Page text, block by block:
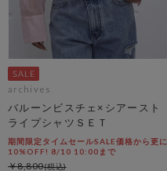
archives
バルーンビスチェ×シアースト
ライプシャツＳＥＴ
期間限定タイムセールSALE価格から更に
10%OFF! 8/10 10:00まで
￥8,800